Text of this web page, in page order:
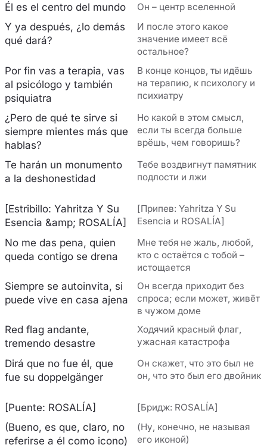
Él es el centro del mundo Он – центр вселенной
Y ya después, ¿lo demás
qué dará?
И после этого какое
значение имеет всё
остальное?
Por fin vas a terapia, vas
al psicólogo y también
psiquiatra
В конце концов, ты идёшь
на терапию, к психологу и
психиатру
¿Pero de qué te sirve si
siempre mientes más que
hablas?
Но какой в этом смысл,
если ты всегда больше
врёшь, чем говоришь?
Te harán un monumento
a la deshonestidad
Тебе воздвигнут памятник
подлости и лжи
[Estribillo: Yahritza Y Su
Esencia &amp; ROSALÍA]
[Припев: Yahritza Y Su
Esencia и ROSALÍA]
No me das pena, quien
queda contigo se drena
Мне тебя не жаль, любой,
кто с остаётся с тобой –
истощается
Siempre se autoinvita, si
puede vive en casa ajena
Он всегда приходит без
спроса; если может, живёт
в чужом доме
Red flag andante,
tremendo desastre
Ходячий красный флаг,
ужасная катастрофа
Dirá que no fue él, que
fue su doppelgänger
Он скажет, что это был не
он, что это был его двойник
[Puente: ROSALÍA] [Бридж: ROSALÍA]
(Bueno, es que, claro, no
referirse a él como icono)
(Ну, конечно, не называя
его иконой)